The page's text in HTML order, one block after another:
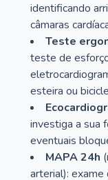
identificando
câmaras
Teste
teste de
esteira ou
investiga a sua
eventuais
MAPA 24h
arterial):